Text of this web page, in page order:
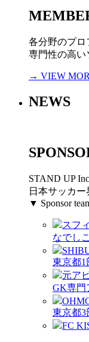
各分野のプロ
専門性の高い
→ VIEW
NEWS
STAND UP
日本サッカー
▼ Sponsor
スフ
なでし
東京都1
元ア
GK専門
東京都3
FC